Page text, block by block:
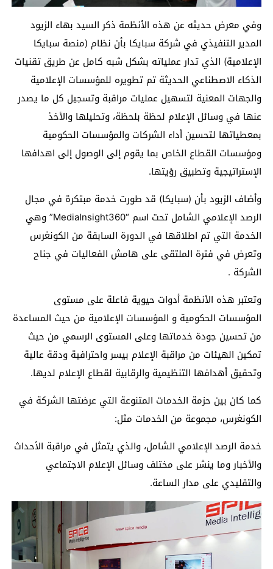
وفي معرض حديثه عن هذه الأنظمة ذكر السيد بهاء الزيود
المدير التنفيذي في شركة سبايكا بأن نظام (منصة سبايكا
الإعلامية) الذي تدار عملياته بشكل شبه كامل عن طريق تقنيات
الذكاء الاصطناعي الحديثة تم تطويره للمؤسسات الإعلامية
والجهات المعنية لتسهيل عمليات مراقبة وتسجيل كل ما يصدر
عنها في وسائل الإعلام لحظة بلحظة، وتحليلها والأخذ
بمعطياتها لتحسين أداء الشركات والمؤسسات الحكومية
ومؤسسات القطاع الخاص بما يقوم إلى الوصول إلى اهدافها
الإستراتيجية وتطبيق رؤيتها.
وأضاف الزيود بأن (سبايكا) قد طورت خدمة مبتكرة في مجال
الرصد الإعلامي الشامل تحت اسم “MediaInsight360”
وهي
الخدمة التي تم اطلاقها في الدورة السابقة من الكونغرس
وتعرض في فترة الملتقى على هامش الفعاليات في جناح
الشركة .
وتعتبر هذه الأنظمة أدوات حيوية فاعلة على مستوى
المؤسسات الحكومية و المؤسسات الإعلامية من حيث المساعدة
من تحسين جودة خدماتها وعلى المستوى الرسمي من حيث
تمكين الهيئات من مراقبة الإعلام بيسر واحترافية ودقة عالية
وتحقيق أهدافها التنظيمية والرقابية لقطاع الإعلام لديها.
كما كان بين حزمة الخدمات المتنوعة التي عرضتها الشركة في
الكونغرس، مجموعة من الخدمات مثل:
خدمة الرصد الإعلامي الشامل، والذي يتمثل في مراقبة الأحداث
والأخبار وما ينشر على مختلف وسائل الإعلام الاجتماعي
والتقليدي على مدار الساعة.